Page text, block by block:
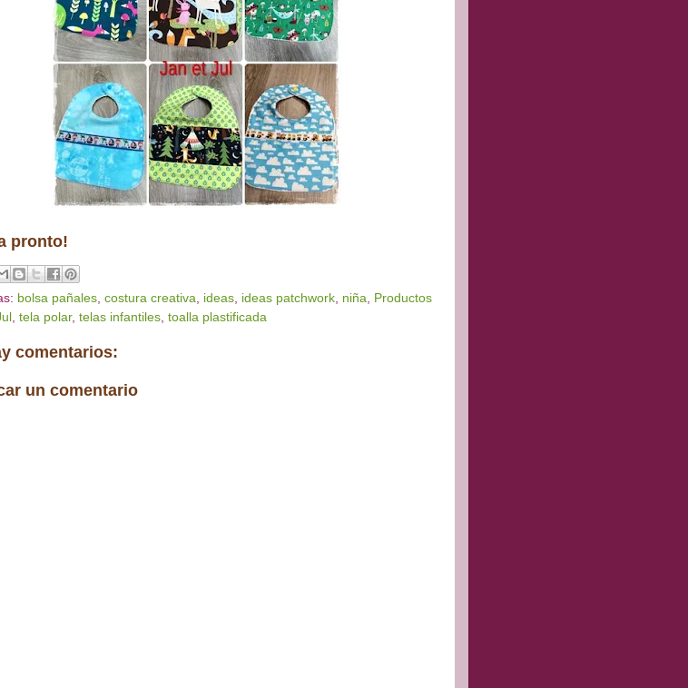
pronto!
bolsa pañales, costura creativa, ideas, ideas patchwork, niña, Productos
, tela polar, telas infantiles, toalla plastificada
comentarios:
un comentario